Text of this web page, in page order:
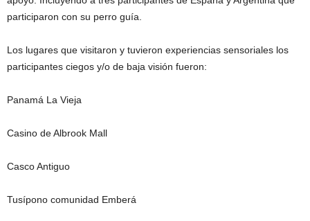
participaron con su perro guía.
Los lugares que visitaron y tuvieron experiencias sensoriales los
participantes ciegos y/o de baja visión fueron:
Panamá La Vieja
Casino de Albrook Mall
Casco Antiguo
Tusípono comunidad Emberá